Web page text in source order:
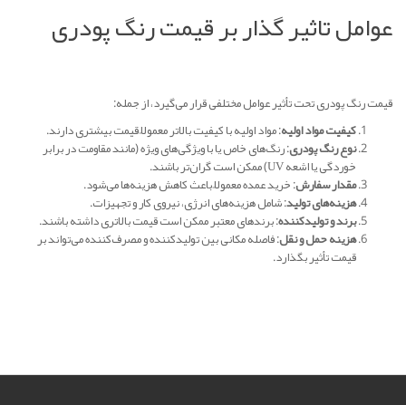
عوامل تاثیر گذار بر قیمت رنگ پودری
قیمت رنگ پودری تحت تأثیر عوامل مختلفی قرار می‌گیرد، از جمله:
کیفیت مواد اولیه: مواد اولیه با کیفیت بالاتر معمولاً قیمت بیشتری دارند.
نوع رنگ پودری: رنگ‌های خاص یا با ویژگی‌های ویژه (مانند مقاومت در برابر
خوردگی یا اشعه UV) ممکن است گران‌تر باشند.
مقدار سفارش: خرید عمده معمولاً باعث کاهش هزینه‌ها می‌شود.
هزینه‌های تولید: شامل هزینه‌های انرژی، نیروی کار و تجهیزات.
برند و تولیدکننده: برندهای معتبر ممکن است قیمت بالاتری داشته باشند.
هزینه حمل و نقل: فاصله مکانی بین تولیدکننده و مصرف‌کننده می‌تواند بر
قیمت تأثیر بگذارد.